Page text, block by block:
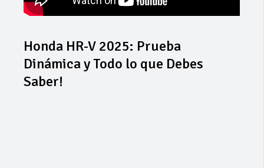
Honda HR-V 2025: Prueba
Dinámica y Todo lo que Debes
Saber!